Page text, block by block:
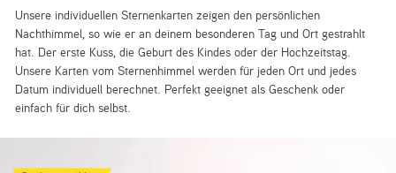
Unsere individuellen Sternenkarten zeigen den persönlichen
Nachthimmel, so wie er an deinem besonderen Tag und Ort gestrahlt
hat. Der erste Kuss, die Geburt des Kindes oder der Hochzeitstag.
Unsere Karten vom Sternenhimmel werden für jeden Ort und jedes
Datum individuell berechnet. Perfekt geeignet als Geschenk oder
einfach für dich selbst.